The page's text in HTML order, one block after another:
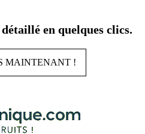
en quelques clics.
MAINTENANT !